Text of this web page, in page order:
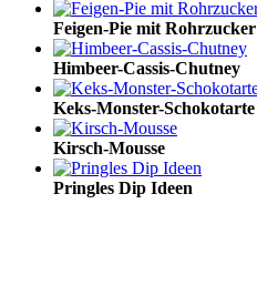
Feigen-Pie mit Rohrzucker
Himbeer-Cassis-Chutney
Keks-Monster-Schokotarte
Kirsch-Mousse
Pringles Dip Ideen